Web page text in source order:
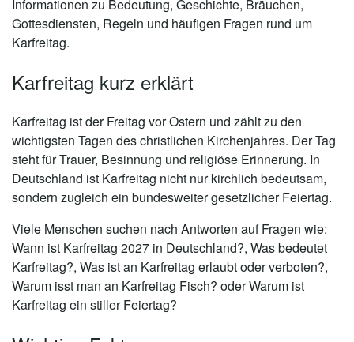
Informationen zu Bedeutung, Geschichte, Bräuchen,
Gottesdiensten, Regeln und häufigen Fragen rund um
Karfreitag.
Karfreitag kurz erklärt
Karfreitag ist der Freitag vor Ostern und zählt zu den
wichtigsten Tagen des christlichen Kirchenjahres. Der Tag
steht für Trauer, Besinnung und religiöse Erinnerung. In
Deutschland ist Karfreitag nicht nur kirchlich bedeutsam,
sondern zugleich ein bundesweiter gesetzlicher Feiertag.
Viele Menschen suchen nach Antworten auf Fragen wie:
Wann ist Karfreitag 2027 in Deutschland?, Was bedeutet
Karfreitag?, Was ist an Karfreitag erlaubt oder verboten?,
Warum isst man an Karfreitag Fisch? oderWarum ist
Karfreitag ein stiller Feiertag?